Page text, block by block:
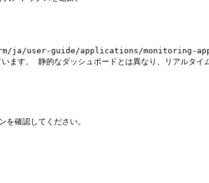
ja/user-guide/applications/monitoring-
ます。 静的なダッシュボードとは異なり、リアルタ
確認してください。